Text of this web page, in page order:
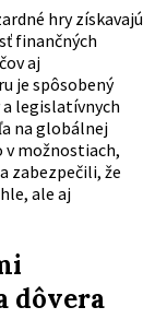
hry získavajú
finančných
aj
je spôsobený
legislatívnych
na globálnej
v možnostiach,
zabezpečili, že
ale aj
dôvera